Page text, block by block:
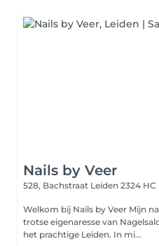
Nails by Veer
528, Bachstraat Leiden 2324 HC
Welkom bij Nails by Veer Mijn naam is Veronica en ik ben de
trotse eigenaresse van
het prachtige Leiden. In mi...